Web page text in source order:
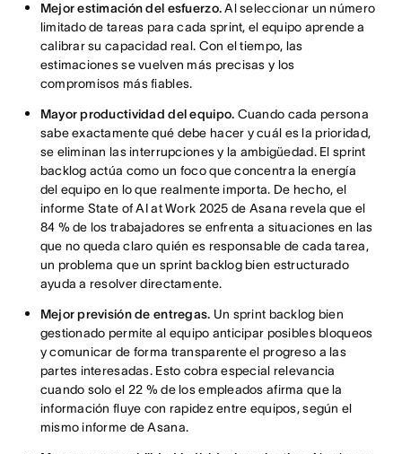
Mejor estimación del esfuerzo.Al seleccionar un número
limitado de tareas para cada sprint, el equipo aprende a
calibrar su capacidad real. Con el tiempo, las
estimaciones se vuelven más precisas y los
compromisos más fiables.
Mayor productividad del equipo. Cuando cada persona
sabe exactamente qué debe hacer y cuál es la prioridad,
se eliminan las interrupciones y la ambigüedad. El sprint
backlog actúa como un foco que concentra la energía
del equipo en lo que realmente importa. De hecho, el
informe State of AI at Work 2025 de Asana revela que el
84 % de los trabajadores se enfrenta a situaciones en las
que no queda claro quién es responsable de cada tarea,
un problema que un sprint backlog bien estructurado
ayuda a resolver directamente.
Mejor previsión de entregas. Un sprint backlog bien
gestionado permite al equipo anticipar posibles bloqueos
y comunicar de forma transparente el progreso a las
partes interesadas. Esto cobra especial relevancia
cuando solo el 22 % de los empleados afirma que la
información fluye con rapidez entre equipos, según el
mismo informe de Asana.